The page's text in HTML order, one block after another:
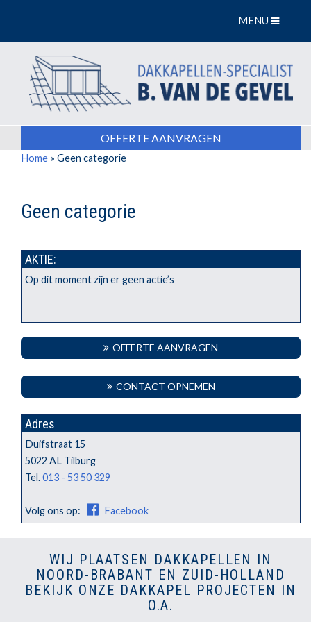
MENU
OFFERTE AANVRAGEN
Home » Geen categorie
Geen categorie
AKTIE:
Op dit moment zijn er geen actie’s
OFFERTE AANVRAGEN
CONTACT OPNEMEN
Adres
Duifstraat 15
5022 AL Tilburg
Tel.013 - 53 50 329
Volg ons op: Facebook
WIJ PLAATSEN DAKKAPELLEN IN
NOORD-BRABANT EN ZUID-HOLLAND
BEKIJK ONZE DAKKAPEL PROJECTEN IN
O.A.